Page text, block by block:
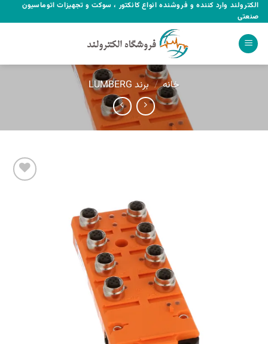
Skip
to
content
الکترولند وارد کننده و فروشنده انواع کانکتور ، سوکت و تجهیزات اتوماسیون
صنعتی
خانه / برند LUMBERG